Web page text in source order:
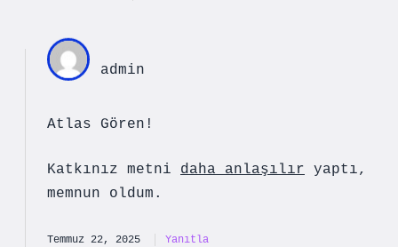
admin
Atlas Gören!
Katkınız metni daha anlaşılır yaptı,
memnun oldum.
Temmuz 22, 2025 Yanıtla